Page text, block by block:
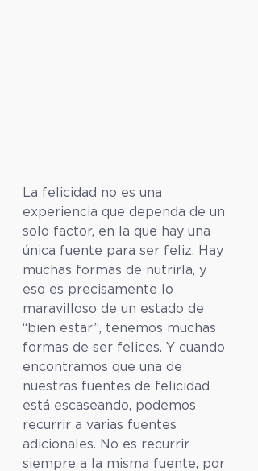
La felicidad no es una
experiencia que dependa de un
solo factor, en la que hay una
única fuente para ser feliz. Hay
muchas formas de nutrirla, y
eso es precisamente lo
maravilloso de un estado de
“bien estar”, tenemos muchas
formas de ser felices. Y cuando
encontramos que una de
nuestras fuentes de felicidad
está escaseando, podemos
recurrir a varias fuentes
adicionales. No es recurrir
siempre a la misma fuente, por